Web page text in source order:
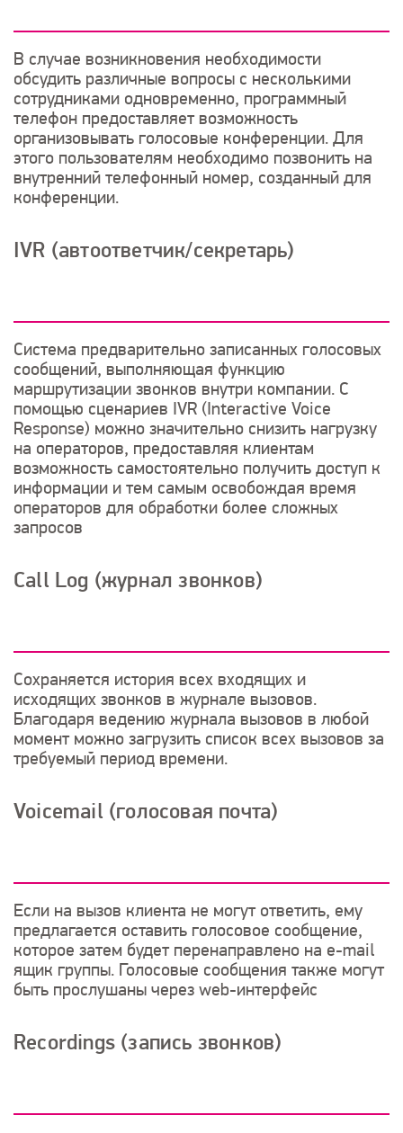
В случае возникновения необходимости
обсудить различные вопросы с несколькими
сотрудниками одновременно, программный
телефон предоставляет возможность
организовывать голосовые конференции. Для
этого пользователям необходимо позвонить на
внутренний телефонный номер, созданный для
конференции.
IVR (автоответчик/секретарь)
Система предварительно записанных голосовых
сообщений, выполняющая функцию
маршрутизации звонков внутри компании. С
помощью сценариев IVR (Interactive Voice
Response) можно значительно снизить нагрузку
на операторов, предоставляя клиентам
возможность самостоятельно получить доступ к
информации и тем самым освобождая время
операторов для обработки более сложных
запросов
Call Log (журнал звонков)
Сохраняется история всех входящих и
исходящих звонков в журнале вызовов.
Благодаря ведению журнала вызовов в любой
момент можно загрузить список всех вызовов за
требуемый период времени.
Voicemail (голосовая почта)
Если на вызов клиента не могут ответить, ему
предлагается оставить голосовое сообщение,
которое затем будет перенаправлено на e-mail
ящик группы. Голосовые сообщения также могут
быть прослушаны через web-интерфейс
Recordings (запись звонков)